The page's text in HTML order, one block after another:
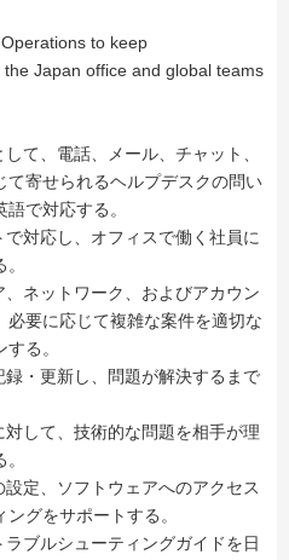
to keep
Japan office and global teams
て、電話、メール、チャット、
て寄せられるヘルプデスクの問い
で対応する。
対応し、オフィスで働く社員に
ネットワーク、およびアカウン
必要に応じて複雑な案件を適切な
る。
・更新し、問題が解決するまで
して、技術的な問題を相手が理
定、ソフトウェアへのアクセス
グをサポートする。
ブルシューティングガイドを日